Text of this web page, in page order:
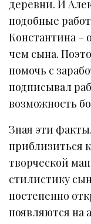
деревни. И
подобные
Константина –
чем сына.
помочь с
подписывал
возможность
Зная эти
приблизиться
творческой
стилистику
постепенно
появляются на